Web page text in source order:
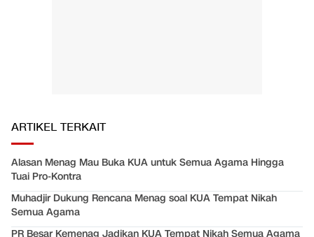
ARTIKEL TERKAIT
Alasan Menag Mau Buka KUA untuk Semua Agama Hingga
Tuai Pro-Kontra
Muhadjir Dukung Rencana Menag soal KUA Tempat Nikah
Semua Agama
PR Besar Kemenag Jadikan KUA Tempat Nikah Semua Agama